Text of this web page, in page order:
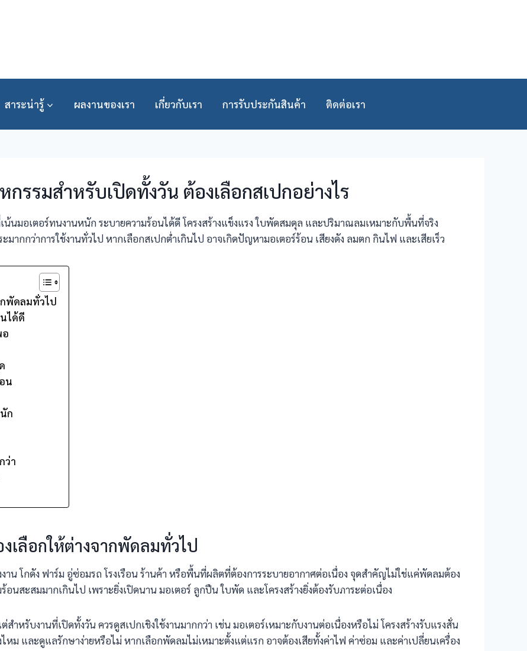
สาระน่ารู้ ผลงานของเรา เกี่ยวกับเรา การรับประกันสินค้า ติดต่อเรา
รรมสำหรับเปิดทั้งวัน ต้องเลือกสเปกอย่างไร
นมอเตอร์ทนงานหนัก ระบายความร้อนได้ดี โครงสร้างแข็งแรง ใบพัดสมดุล และปริมาณลมเหมาะกับพื้นที่จริง
มากกว่าการใช้งานทั่วไป หากเลือกสเปกต่ำเกินไป อาจเกิดปัญหามอเตอร์ร้อน เสียงดัง ลมตก กินไฟ และเสียเร็ว
พัดลมทั่วไป
ได้ดี
อ
น
ก
ว่า
เลือกให้ต่างจากพัดลมทั่วไป
าน โกดัง ฟาร์ม อู่ซ่อมรถ โรงเรือน ร้านค้า หรือพื้นที่ผลิตที่ต้องการระบายอากาศต่อเนื่อง จุดสำคัญไม่ใช่แค่พัดลมต้อง
นสะสมมากเกินไป เพราะยิ่งเปิดนาน มอเตอร์ ลูกปืน ใบพัด และโครงสร้างยิ่งต้องรับภาระต่อเนื่อง
หรับงานที่เปิดทั้งวัน ควรดูสเปกเชิงใช้งานมากกว่า เช่น มอเตอร์เหมาะกับงานต่อเนื่องหรือไม่ โครงสร้างรับแรงสั่น
ม และดูแลรักษาง่ายหรือไม่ หากเลือกพัดลมไม่เหมาะตั้งแต่แรก อาจต้องเสียทั้งค่าไฟ ค่าซ่อม และค่าเปลี่ยนเครื่อง